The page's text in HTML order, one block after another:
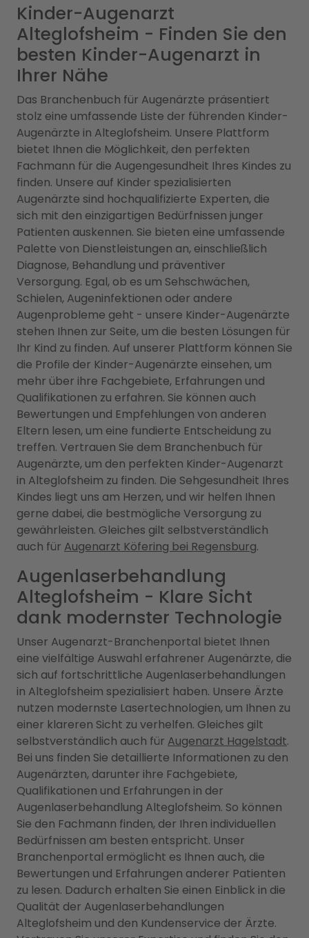
Kinder-Augenarzt
Alteglofsheim - Finden Sie den
besten Kinder-Augenarzt in
Ihrer Nähe
Das Branchenbuch für Augenärzte präsentiert
stolz eine umfassende Liste der führenden Kinder-
Augenärzte in Alteglofsheim. Unsere Plattform
bietet Ihnen die Möglichkeit, den perfekten
Fachmann für die Augengesundheit Ihres Kindes zu
finden. Unsere auf Kinder spezialisierten
Augenärzte sind hochqualifizierte Experten, die
sich mit den einzigartigen Bedürfnissen junger
Patienten auskennen. Sie bieten eine umfassende
Palette von Dienstleistungen an, einschließlich
Diagnose, Behandlung und präventiver
Versorgung. Egal, ob es um Sehschwächen,
Schielen, Augeninfektionen oder andere
Augenprobleme geht - unsere Kinder-Augenärzte
stehen Ihnen zur Seite, um die besten Lösungen für
Ihr Kind zu finden. Auf unserer Plattform können Sie
die Profile der Kinder-Augenärzte einsehen, um
mehr über ihre Fachgebiete, Erfahrungen und
Qualifikationen zu erfahren. Sie können auch
Bewertungen und Empfehlungen von anderen
Eltern lesen, um eine fundierte Entscheidung zu
treffen. Vertrauen Sie dem Branchenbuch für
Augenärzte, um den perfekten Kinder-Augenarzt
in Alteglofsheim zu finden. Die Sehgesundheit Ihres
Kindes liegt uns am Herzen, und wir helfen Ihnen
gerne dabei, die bestmögliche Versorgung zu
gewährleisten. Gleiches gilt selbstverständlich
auch für Augenarzt Köfering bei Regensburg.
Augenlaserbehandlung
Alteglofsheim - Klare Sicht
dank modernster Technologie
Unser Augenarzt-Branchenportal bietet Ihnen
eine vielfältige Auswahl erfahrener Augenärzte, die
sich auf fortschrittliche Augenlaserbehandlungen
in Alteglofsheim spezialisiert haben. Unsere Ärzte
nutzen modernste Lasertechnologien, um Ihnen zu
einer klareren Sicht zu verhelfen. Gleiches gilt
selbstverständlich auch für Augenarzt Hagelstadt.
Bei uns finden Sie detaillierte Informationen zu den
Augenärzten, darunter ihre Fachgebiete,
Qualifikationen und Erfahrungen in der
Augenlaserbehandlung Alteglofsheim. So können
Sie den Fachmann finden, der Ihren individuellen
Bedürfnissen am besten entspricht. Unser
Branchenportal ermöglicht es Ihnen auch, die
Bewertungen und Erfahrungen anderer Patienten
zu lesen. Dadurch erhalten Sie einen Einblick in die
Qualität der Augenlaserbehandlungen
Alteglofsheim und den Kundenservice der Ärzte.